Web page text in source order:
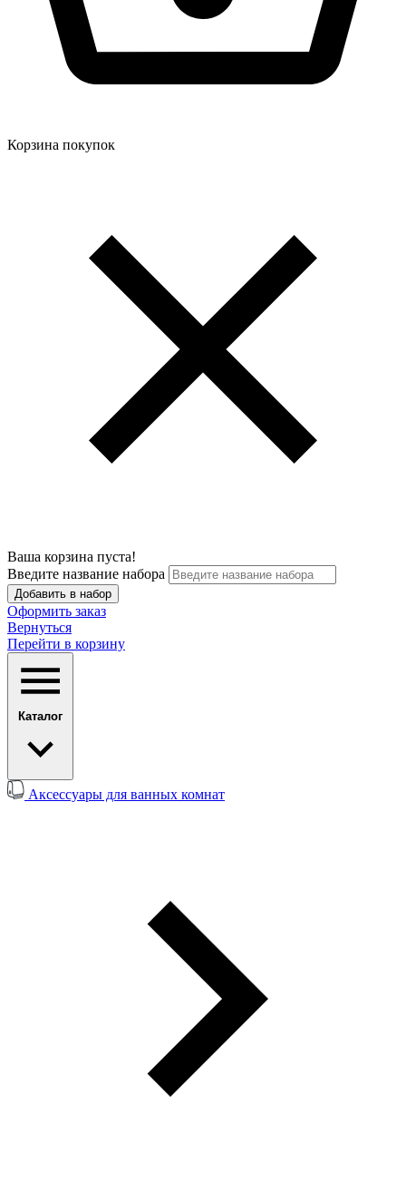
Корзина покупок
Ваша корзина пуста!
Введите название набора
Добавить в набор
Оформить заказ
Вернуться
Перейти в корзину
Каталог
Аксессуары для ванных комнат